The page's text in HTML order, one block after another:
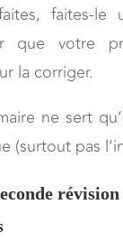
faites-le
que votre
la corriger.
ne sert
(surtout pas
révision